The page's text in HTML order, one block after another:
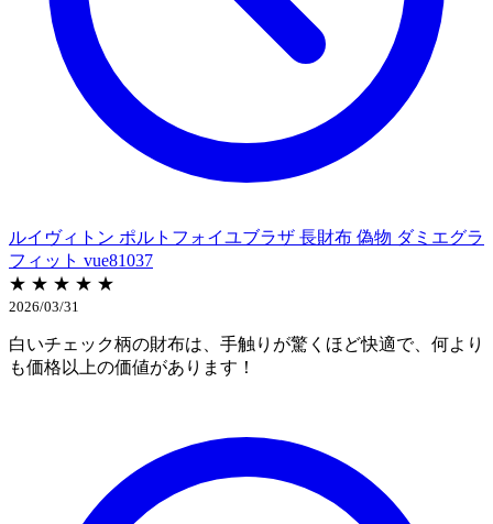
ルイヴィトン ポルトフォイユブラザ 長財布 偽物 ダミエグラ
フィット vue81037
★ ★ ★ ★ ★
2026/03/31
白いチェック柄の財布は、手触りが驚くほど快適で、何より
も価格以上の価値があります！